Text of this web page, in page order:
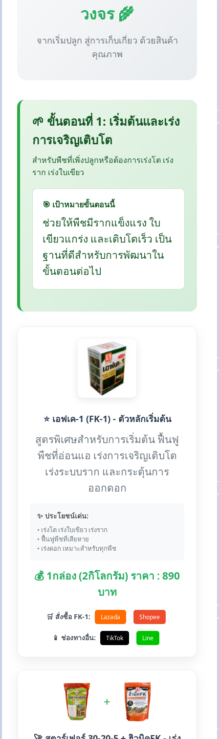
วงจร 🌾
จากเริ่มปลูก สู่การเก็บเกี่ยว ด้วยสินค้า
คุณภาพ
🌱 ขั้นตอนที่ 1: เริ่มต้นและเร่ง
การเจริญเติบโต
สำหรับพืชที่เพิ่งปลูกหรือต้องการเร่งโต เร่ง
ราก เร่งใบเขียว
🎯 เป้าหมายขั้นตอนนี้
ช่วยให้พืชมีรากแข็งแรง ใบ
เขียวแกร่ง และเติบโตเร็ว เป็น
ฐานที่ดีสำหรับการพัฒนาใน
ขั้นตอนต่อไป
⭐ เอฟเค-1 (FK-1) - ตัวหลักเริ่มต้น
สูตรพิเศษสำหรับการเริ่มต้น ฟื้นฟู
พืชที่อ่อนแอ เร่งการเจริญเติบโต
เร่งระบบราก และกระตุ้นการ
ออกดอก
✨ ประโยชน์เด่น:
• เร่งโต เร่งใบเขียว เร่งราก
• ฟื้นฟูพืชที่เสียหาย
• เร่งดอก เหมาะสำหรับทุกพืช
💰 1กล่อง (2กิโลกรัม) ราคา : 890
บาท
🛒 สั่งซื้อ FK-1: Lazada Shopee
📱 ช่องทางอื่น: TikTok Line
+